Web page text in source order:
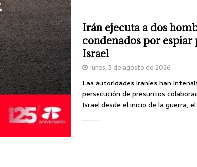
Irán ejecuta a dos
condenados por espiar
Israel
lunes, 3 de agosto de 2026
Las autoridades iraníes han
persecución de presuntos
Israel desde el inicio de la guerra,